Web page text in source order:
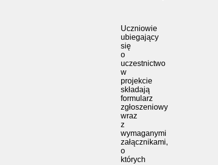
Uczniowie
ubiegający
się
o
uczestnictwo
w
projekcie
składają
formularz
zgłoszeniowy
wraz
z
wymaganymi
załącznikami,
o
których